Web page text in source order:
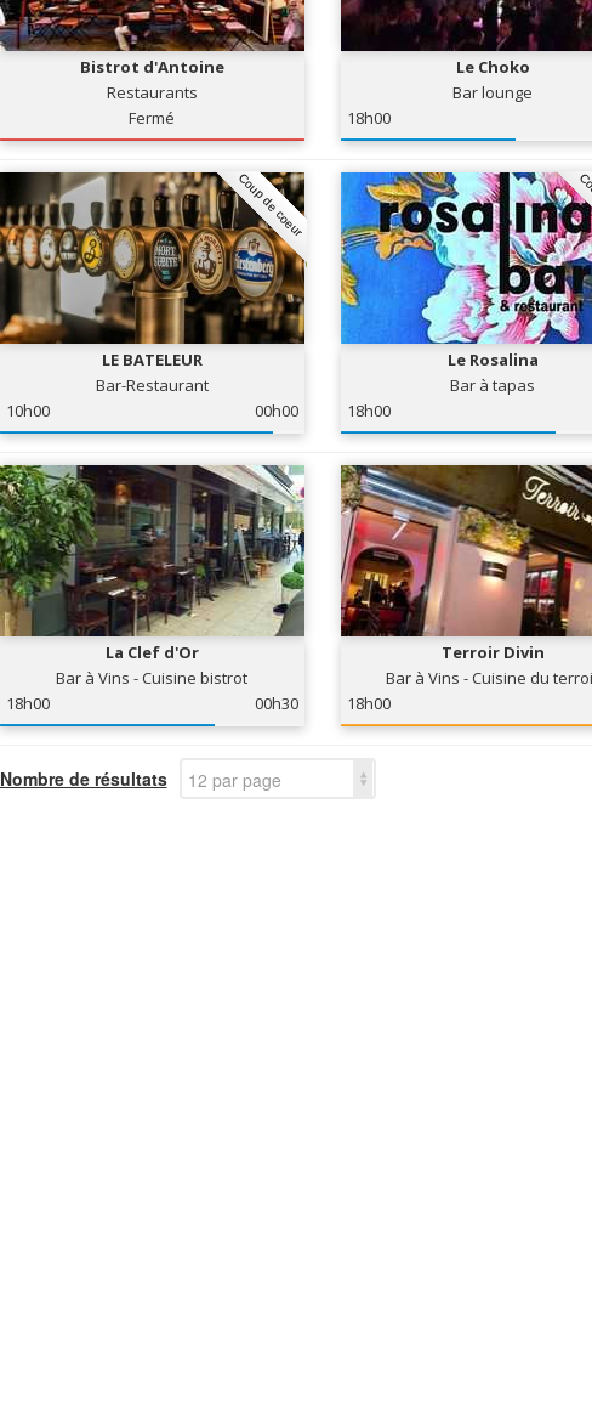
Bistrot d'Antoine
Restaurants
Fermé
Le Choko
Bar lounge
18h00
Coup de coeur
LE BATELEUR
Bar-Restaurant
10h00
00h00
Le Rosalina
Bar à tapas
18h00
La Clef d'Or
Bar à Vins - Cuisine bistrot
18h00
00h30
Terroir Divin
Bar à Vins - Cuisine du
18h00
Nombre de résultats 12 par page